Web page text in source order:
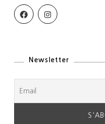
Newsletter